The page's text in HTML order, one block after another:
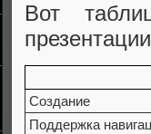
Вот
Создание
Поддержка